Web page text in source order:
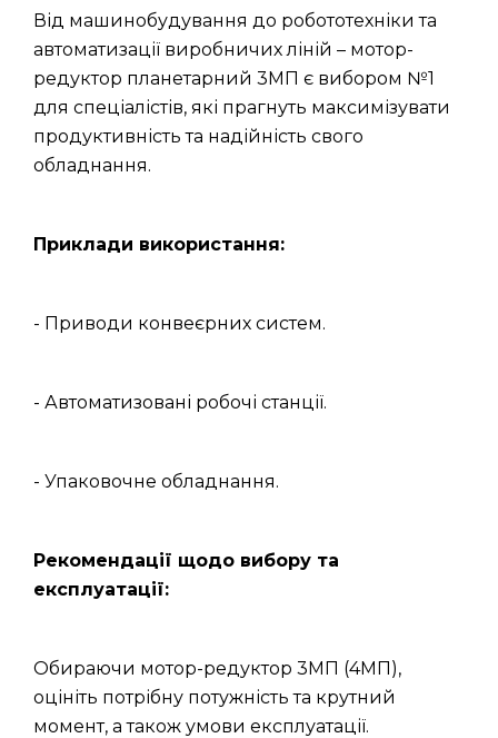
Від машинобудування до робототехніки та
автоматизації виробничих ліній – мотор-
редуктор планетарний 3МП є вибором №1
для спеціалістів, які прагнуть максимізувати
продуктивність та надійність свого
обладнання.
Приклади використання:
- Приводи конвеєрних систем.
- Автоматизовані робочі станції.
- Упаковочне обладнання.
Рекомендації щодо вибору та
експлуатації:
Обираючи мотор-редуктор 3МП (4МП),
оцініть потрібну потужність та крутний
момент, а також умови експлуатації.